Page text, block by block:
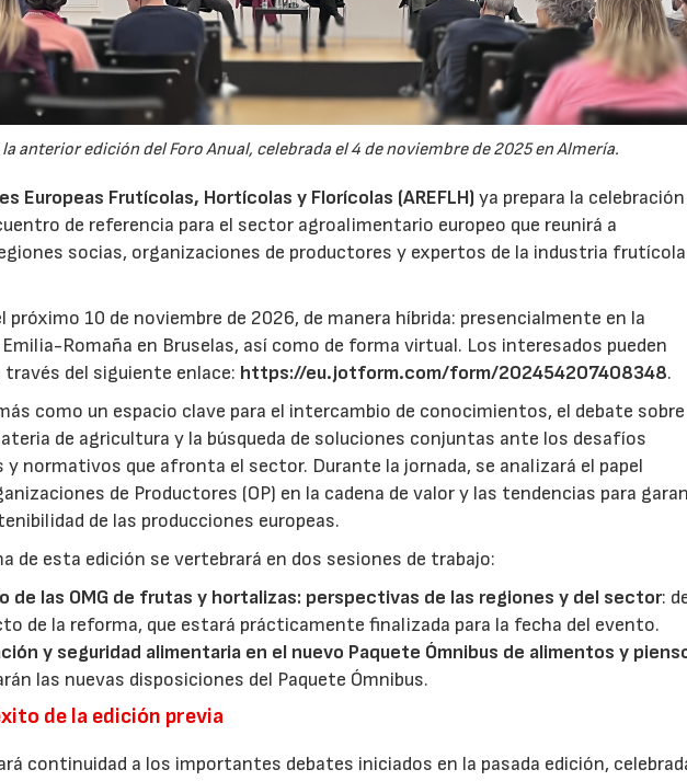
anterior edición del Foro Anual, celebrada el 4 de noviembre de 2025 en Almería.
Europeas Frutícolas, Hortícolas y Florícolas (AREFLH)ya prepara la
de referencia para el sector agroalimentario europeo que reunirá a
socias, organizaciones de productores y expertos de la industria
próximo 10 de noviembre de 2026, de manera híbrida: presencialmente en la
Romaña en Bruselas, así como de forma virtual. Los interesados pueden
través del siguiente enlace: https://eu.jotform.com/form/202454207408348.
como un espacio clave para el intercambio de conocimientos, el debate
de agricultura y la búsqueda de soluciones conjuntas ante los desafíos
normativos que afronta el sector. Durante la jornada, se analizará el papel
de Productores (OP) en la cadena de valor y las tendencias para
de las producciones europeas.
de esta edición se vertebrará en dos sesiones de trabajo:
de las OMG de frutas y hortalizas: perspectivas de las regiones y del sector:
de la reforma, que estará prácticamente finalizada para la fecha del evento.
y seguridad alimentaria en el nuevo Paquete Ómnibus de alimentos y
las nuevas disposiciones del Paquete Ómnibus.
de la edición previa
continuidad a los importantes debates iniciados en la pasada edición,